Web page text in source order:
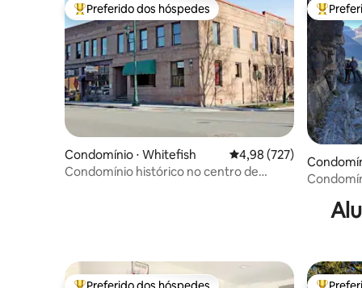
Entre os melhores preferidos dos hóspedes
Preferido dos hóspedes
Condomínio ⋅ Whitefish 4,98 de uma avaliação
4,98 (727)
Condomínio histórico no centro de
Entre